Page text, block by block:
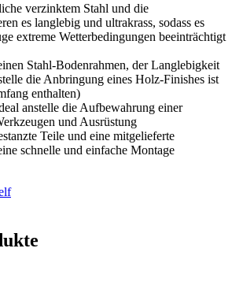
verzinktem Stahl und die
es langlebig und ultrakrass, sodass es
extreme Wetterbedingungen beeinträchtigt
Stahl-Bodenrahmen, der Langlebigkeit
die Anbringung eines Holz-Finishes ist
enthalten)
anstelle die Aufbewahrung einer
und Ausrüstung
Teile und eine mitgelieferte
schnelle und einfache Montage